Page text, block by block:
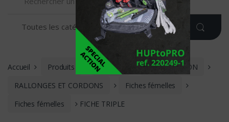
Accueil Produits Velamp
INSTALLATION
RALLONGES ET CORDONS
Fiches fémelles
Fiches fémelles
FICHE TRIPLE